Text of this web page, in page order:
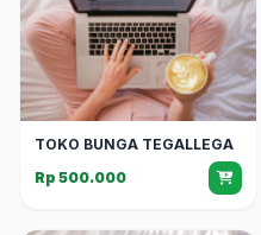
TOKO BUNGA TEGALLEGA
Rp 500.000